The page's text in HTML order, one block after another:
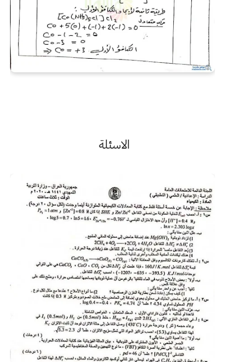
الاسئلة